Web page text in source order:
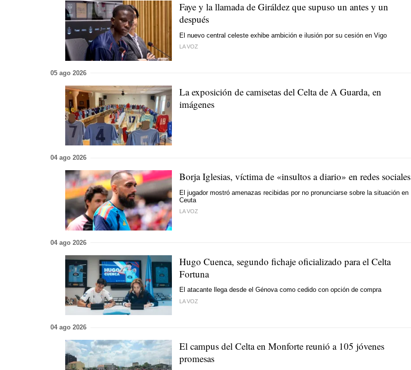
Faye y la llamada de Giráldez que supuso un antes y un
después
El nuevo central celeste exhibe ambición e ilusión por su cesión en Vigo
LA VOZ
05 ago 2026
La exposición de camisetas del Celta de A Guarda, en
imágenes
04 ago 2026
Borja Iglesias, víctima de «insultos a diario» en redes sociales
El jugador mostró amenazas recibidas por no pronunciarse sobre la situación en
Ceuta
LA VOZ
04 ago 2026
Hugo Cuenca, segundo fichaje oficializado para el Celta
Fortuna
El atacante llega desde el Génova como cedido con opción de compra
LA VOZ
04 ago 2026
El campus del Celta en Monforte reunió a 105 jóvenes
promesas